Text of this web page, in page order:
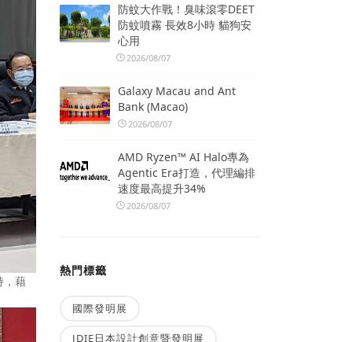
，藉
防蚊大作戰！臭味滾零DEET
防蚊噴霧 長效8小時 貓狗安
心用
2026/08/07
Galaxy Macau and Ant
Bank (Macao)
2026/08/07
AMD Ryzen™ AI Halo專為
Agentic Era打造，代理編排
速度最高提升34%
2026/08/07
熱門標籤
國際發明展
JDIE日本設計創意暨發明展